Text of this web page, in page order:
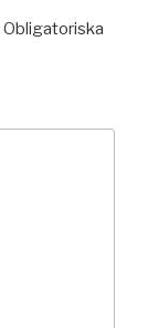
Obligatoriska